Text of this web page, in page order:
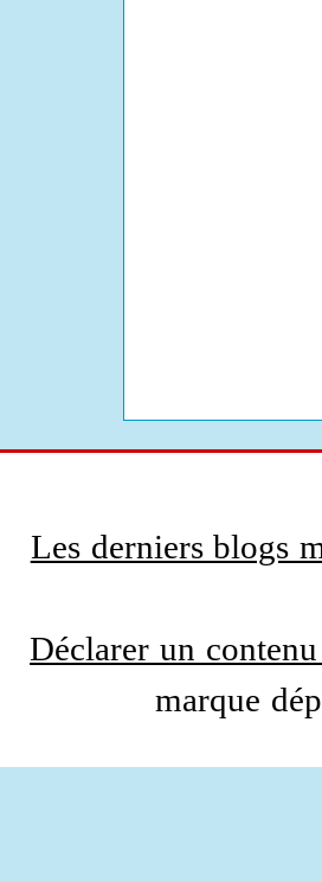
Les derniers blogs
Déclarer un
marque